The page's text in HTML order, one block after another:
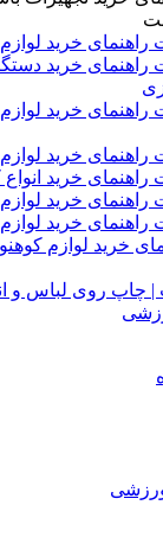
راهنمای خرید
راهنمای خرید
راهنمای خرید
راهنمای خرید
راهنمای خرید
راهنمای خرید
راهنمای خرید
خرید لوازم
چاپ روی لباس و